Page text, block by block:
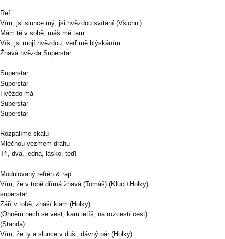
Ref:
Vím, jsi slunce mý, jsi hvězdou svítání (Všichni)
Mám tě v sobě, máš mě tam
Víš, jsi mojí hvězdou, veď mě blýskáním
Žhavá hvězda Superstar
Superstar
Superstar
Hvězdo má
Superstar
Superstar
Rozpálíme skálu
Mléčnou vezmem dráhu
Tři, dva, jedna, lásko, teď!
Modulovaný refrén & rap
Vím, že v tobě dřímá žhavá (Tomáš) (Kluci+Holky)
superstar
Září v tobě, zháší klam (Holky)
(Ohněm nech se vést, kam letíš, na rozcestí cest)
(Standa)
Vím, že ty a slunce v duši, dávný pár (Holky)